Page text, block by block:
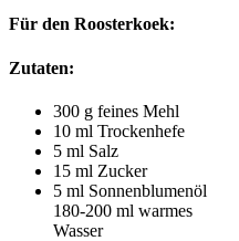
Für den Roosterkoek:
Zutaten:
300 g feines Mehl
10 ml Trockenhefe
5 ml Salz
15 ml Zucker
5 ml Sonnenblumenöl
180-200 ml warmes
Wasser